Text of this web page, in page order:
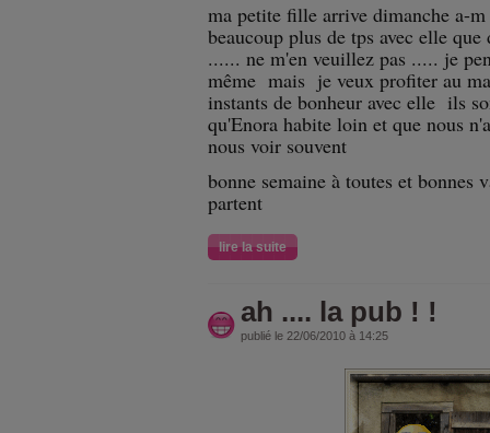
ma petite fille arrive dimanche a-
beaucoup plus de tps avec elle
...... ne m'en veuillez pas ..... je
même mais je veux profiter au
instants de bonheur avec elle ils
qu'Enora habite loin et que nous
nous voir souvent
bonne semaine à toutes et bonnes
partent
lire la suite
ah .... la pub ! !
publié le 22/06/2010 à 14:25